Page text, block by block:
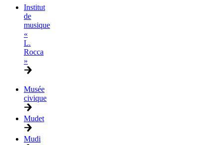
Institut
de
musique
«
L.
Rocca
»
Musée
civique
Mudet
Mudi